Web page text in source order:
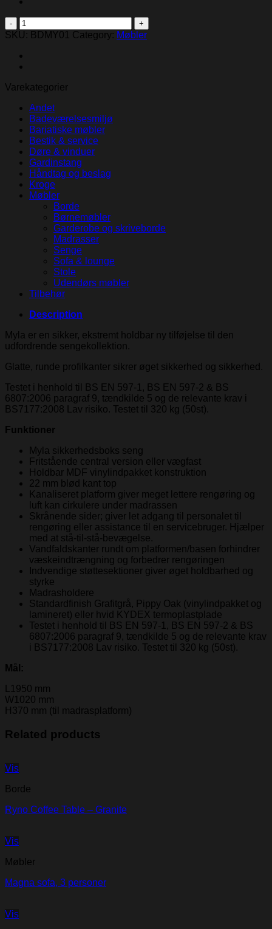
Myla
Bed
SKU: BDMY01 Category: Møbler
Varekategorier
Andet
Badeværelsesmiljø
Bariatiske møbler
Bestik & service
Døre & vinduer
Gardinstang
Håndtag og beslag
Kroge
Møbler
Borde
Børnemøbler
Garderobe og skriveborde
Madrasser
Senge
Sofa & lounge
Stole
Udendørs møbler
Tilbehør
Description
Myla er en sikker, ekstremt holdbar ny tilføjelse til den
udfordrende sengekollektion.
Glatte, runde profilkanter sikrer øget sikkerhed og sikkerhed.
Testet i henhold til BS EN 597-1, BS EN 597-2 & BS
6807:2006 paragraf 9, tændkilde 5 og de relevante krav i
BS7177:2008 Lav risiko. Testet til 320 kg (50st).
Funktioner
Myla sikkerhedsboks seng
Fritstående central version eller vægfast
Holdbar MDF vinylindpakket konstruktion
22 mm blød kant top
Kanaliseret platform giver meget lettere rengøring og
luft kan cirkulere under madrassen
Skrånende sider; giver let adgang til personalet til
rengøring eller assistance til en servicebruger. Hjælper
med at stå-til-stå-bevægelse.
Vandfaldskanter rundt om platformen/basen forhindrer
væskeindtrængning og forbedrer rengøringen
Indvendige støttesektioner giver øget holdbarhed og
styrke
Madrasholdere
Standardfinish Grafitgrå, Pippy Oak (vinylindpakket og
lamineret) eller hvid KYDEX termoplastplade
Testet i henhold til BS EN 597-1, BS EN 597-2 & BS
6807:2006 paragraf 9, tændkilde 5 og de relevante krav
i BS7177:2008 Lav risiko. Testet til 320 kg (50st).
Mål:
L1950 mm
W1020 mm
H370 mm (til madrasplatform)
Related products
Vis
Borde
Ryno Coffee Table – Granite
Vis
Møbler
Magna sofa, 3 personer
Vis